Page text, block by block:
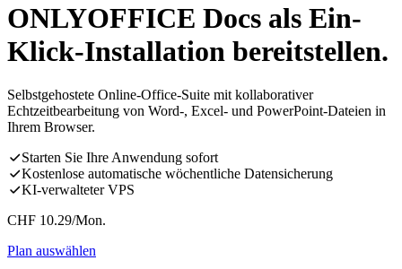
ONLYOFFICE Docs als Ein-
Klick-Installation bereitstellen.
Selbstgehostete Online-Office-Suite mit kollaborativer
Echtzeitbearbeitung von Word-, Excel- und PowerPoint-Dateien in
Ihrem Browser.
Starten Sie Ihre Anwendung sofort
Kostenlose automatische wöchentliche Datensicherung
KI-verwalteter VPS
CHF 10.29/Mon.
Plan auswählen